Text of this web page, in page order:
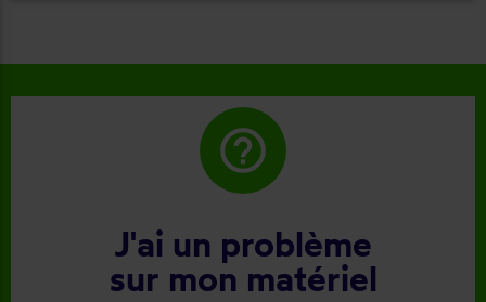
help_outline
J'ai un problème
sur mon matériel